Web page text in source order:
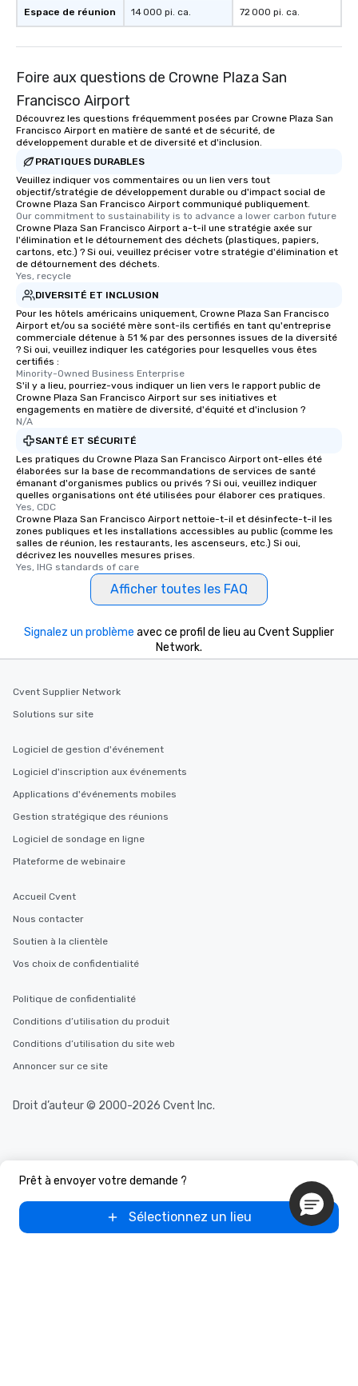
Espace de réunion 14 000 pi. ca. 72 000 pi. ca.
Foire aux questions de Crowne Plaza San
Francisco Airport
Découvrez les questions fréquemment posées par Crowne Plaza San
Francisco Airport en matière de santé et de sécurité, de
développement durable et de diversité et d'inclusion.
PRATIQUES DURABLES
Veuillez indiquer vos commentaires ou un lien vers tout
objectif/stratégie de développement durable ou d'impact social de
Crowne Plaza San Francisco Airport communiqué publiquement.
Our commitment to sustainability is to advance a lower carbon future
Crowne Plaza San Francisco Airport a-t-il une stratégie axée sur
l'élimination et le détournement des déchets (plastiques, papiers,
cartons, etc.) ? Si oui, veuillez préciser votre stratégie d'élimination et
de détournement des déchets.
Yes, recycle
DIVERSITÉ ET INCLUSION
Pour les hôtels américains uniquement, Crowne Plaza San Francisco
Airport et/ou sa société mère sont-ils certifiés en tant qu'entreprise
commerciale détenue à 51 % par des personnes issues de la diversité
? Si oui, veuillez indiquer les catégories pour lesquelles vous êtes
certifiés :
Minority-Owned Business Enterprise
S'il y a lieu, pourriez-vous indiquer un lien vers le rapport public de
Crowne Plaza San Francisco Airport sur ses initiatives et
engagements en matière de diversité, d'équité et d'inclusion ?
N/A
SANTÉ ET SÉCURITÉ
Les pratiques du Crowne Plaza San Francisco Airport ont-elles été
élaborées sur la base de recommandations de services de santé
émanant d'organismes publics ou privés ? Si oui, veuillez indiquer
quelles organisations ont été utilisées pour élaborer ces pratiques.
Yes, CDC
Crowne Plaza San Francisco Airport nettoie-t-il et désinfecte-t-il les
zones publiques et les installations accessibles au public (comme les
salles de réunion, les restaurants, les ascenseurs, etc.) Si oui,
décrivez les nouvelles mesures prises.
Yes, IHG standards of care
Afficher toutes les FAQ
Prêt à envoyer votre demande ?
Sélectionnez un lieu
Signalez un problème avec ce profil de lieu au Cvent Supplier
Network.
Cvent Supplier Network
Solutions sur site
Logiciel de gestion d'événement
Logiciel d'inscription aux événements
Applications d'événements mobiles
Gestion stratégique des réunions
Logiciel de sondage en ligne
Plateforme de webinaire
Accueil Cvent
Nous contacter
Soutien à la clientèle
Vos choix de confidentialité
Politique de confidentialité
Conditions d’utilisation du produit
Conditions d’utilisation du site web
Annoncer sur ce site
Droit d’auteur © 2000-2026 Cvent Inc.